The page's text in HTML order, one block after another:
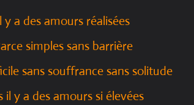
y a des amours réalisées
simples sans barrière
sans souffrance sans solitude
il y a des amours si élevées